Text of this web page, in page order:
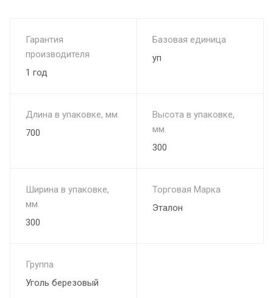
Гарантия
производителя
1 год
Базовая единица
уп
Длина в упаковке, мм.
700
Высота в упаковке,
мм.
300
Ширина в упаковке,
мм.
300
Торговая Марка
Эталон
Группа
Уголь березовый